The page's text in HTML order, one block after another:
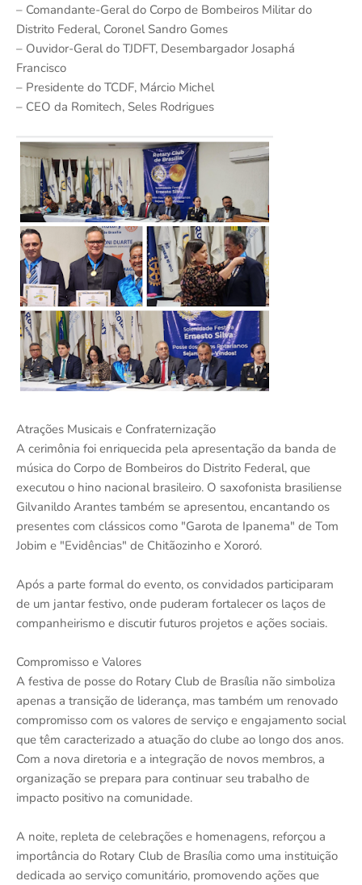
– Comandante-Geral do Corpo de Bombeiros Militar do
Distrito Federal, Coronel Sandro Gomes
– Ouvidor-Geral do TJDFT, Desembargador Josaphá
Francisco
– Presidente do TCDF, Márcio Michel
– CEO da Romitech, Seles Rodrigues
Atrações Musicais e Confraternização
A cerimônia foi enriquecida pela apresentação da banda de
música do Corpo de Bombeiros do Distrito Federal, que
executou o hino nacional brasileiro. O saxofonista brasiliense
Gilvanildo Arantes também se apresentou, encantando os
presentes com clássicos como "Garota de Ipanema" de Tom
Jobim e "Evidências" de Chitãozinho e Xororó.
Após a parte formal do evento, os convidados participaram
de um jantar festivo, onde puderam fortalecer os laços de
companheirismo e discutir futuros projetos e ações sociais.
Compromisso e Valores
A festiva de posse do Rotary Club de Brasília não simboliza
apenas a transição de liderança, mas também um renovado
compromisso com os valores de serviço e engajamento social
que têm caracterizado a atuação do clube ao longo dos anos.
Com a nova diretoria e a integração de novos membros, a
organização se prepara para continuar seu trabalho de
impacto positivo na comunidade.
A noite, repleta de celebrações e homenagens, reforçou a
importância do Rotary Club de Brasília como uma instituição
dedicada ao serviço comunitário, promovendo ações que